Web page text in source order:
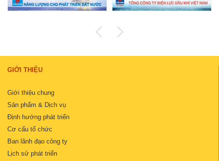
GIỚI THIỆU
Giới thiệu chung
Sản phẩm & Dịch vụ
Định hướng phát triển
Cơ cấu tổ chức
Ban lãnh đạo công ty
Lịch sử phát triển